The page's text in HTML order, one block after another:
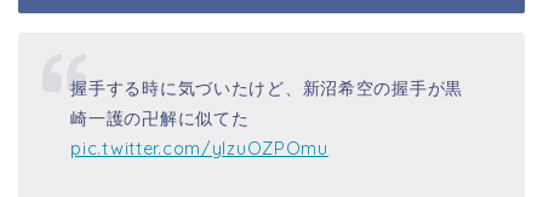
握手する時に気づいたけど、新沼希空の握手が黒
崎一護の卍解に似てた
pic.twitter.com/ylzuOZPOmu